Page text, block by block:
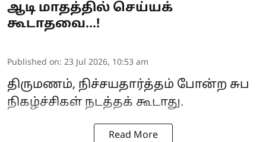
ஆடி மாதத்தில் செய்யக்
கூடாதவை...!
Published on: 23 Jul 2026, 10:53 am
திருமணம், நிச்சயதார்த்தம் போன்ற சுப
நிகழ்ச்சிகள் நடத்தக் கூடாது.
Read More